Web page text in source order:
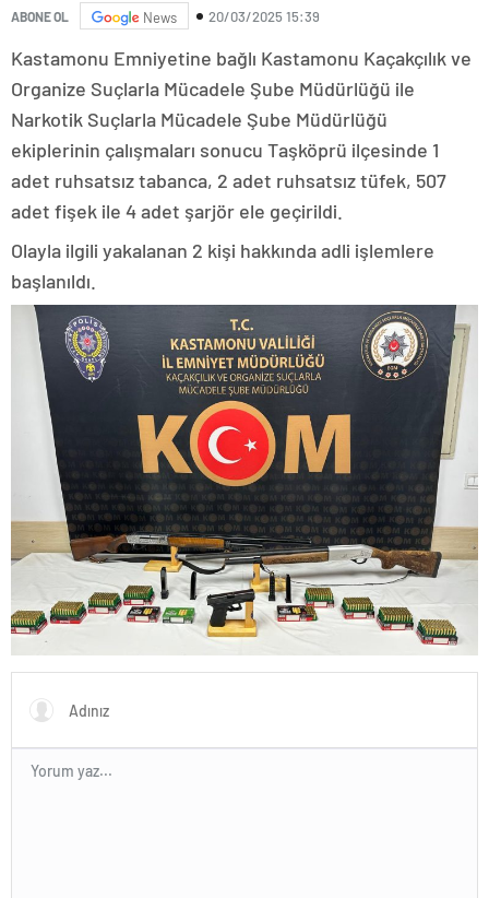
ABONE OL News 20/03/2025 15:39
Kastamonu Emniyetine bağlı Kastamonu Kaçakçılık ve
Organize Suçlarla Mücadele Şube Müdürlüğü ile
Narkotik Suçlarla Mücadele Şube Müdürlüğü
ekiplerinin çalışmaları sonucu Taşköprü ilçesinde 1
adet ruhsatsız tabanca, 2 adet ruhsatsız tüfek, 507
adet fişek ile 4 adet şarjör ele geçirildi.
Olayla ilgili yakalanan 2 kişi hakkında adli işlemlere
başlanıldı.